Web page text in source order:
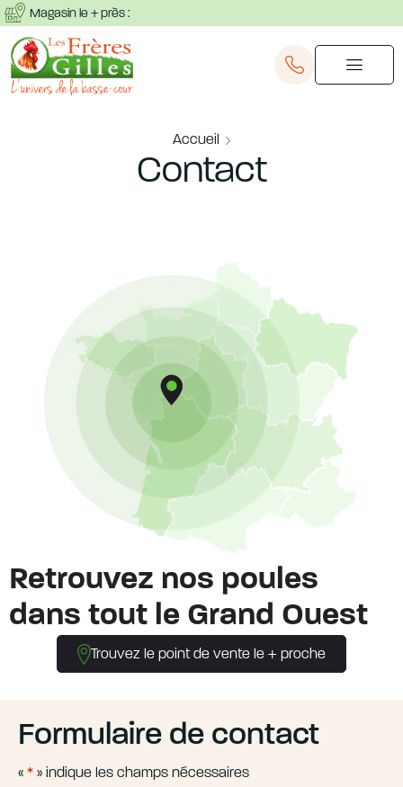
Magasin le + près :
Accueil
Contact
Retrouvez nos poules
dans tout le Grand Ouest
Trouvez le point de vente le + proche
Formulaire de contact
« * » indique les champs nécessaires